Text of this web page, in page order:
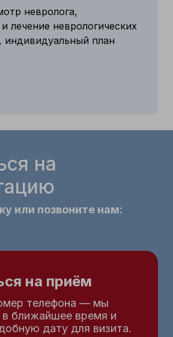
невролога,
лечение неврологических
индивидуальный план
на
или позвоните нам:
на приём
телефона — мы
в ближайшее время и
дату для визита.